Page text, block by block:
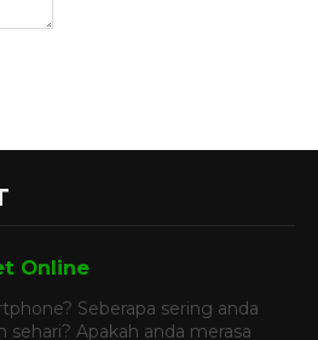
Online
Seberapa sering anda
Apakah anda merasa